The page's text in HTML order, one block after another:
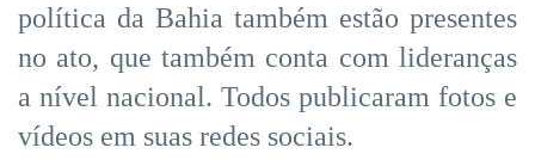
política da Bahia também estão presentes
no ato, que também conta com lideranças
a nível nacional. Todos publicaram fotos e
vídeos em suas redes sociais.